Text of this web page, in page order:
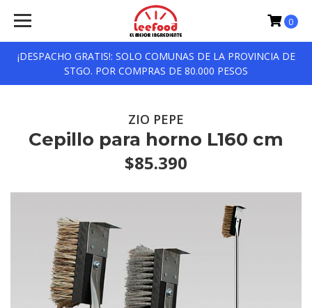
¡DESPACHO GRATIS!: SOLO COMUNAS DE LA PROVINCIA DE
STGO. POR COMPRAS DE 80.000 PESOS
0
ZIO PEPE
Cepillo para horno L160 cm
$85.390